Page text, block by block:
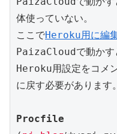
体使っていない。
ここでHeroku用に編
PaizaCloudで動か
Heroku用設定をコメ
に戻す必要があります。
Procfile